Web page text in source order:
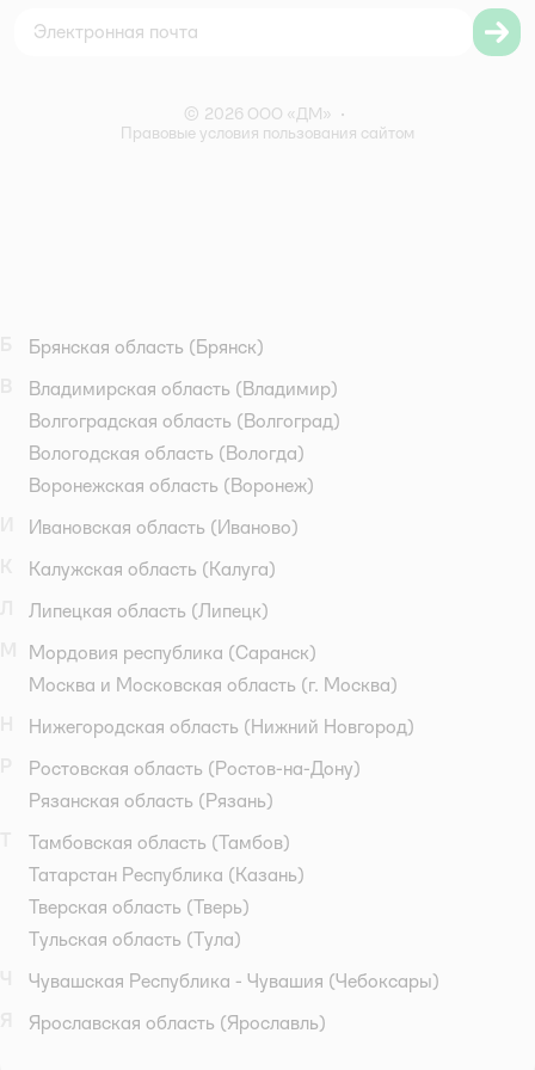
Правила бонусной программы
© 2026 ООО «ДМ» •
Правовые условия пользования сайтом
Брянская область (Брянск)
Владимирская область (Владимир)
Волгоградская область (Волгоград)
Вологодская область (Вологда)
Воронежская область (Воронеж)
Ивановская область (Иваново)
Калужская область (Калуга)
Липецкая область (Липецк)
Мордовия республика (Саранск)
Москва и Московская область (г. Москва)
Нижегородская область (Нижний Новгород)
Ростовская область (Ростов-на-Дону)
Рязанская область (Рязань)
Тамбовская область (Тамбов)
Татарстан Республика (Казань)
Тверская область (Тверь)
Тульская область (Тула)
Чувашская Республика - Чувашия (Чебоксары)
Ярославская область (Ярославль)